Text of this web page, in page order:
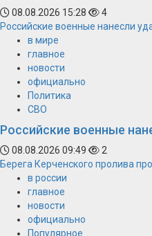
08.08.2026 15:28
4
Российские военные нанесли
в мире
главное
новости
официально
Политика
СВО
Российские военные
08.08.2026 09:49
2
Берега Керченского пролива
в россии
главное
новости
официально
Популярное